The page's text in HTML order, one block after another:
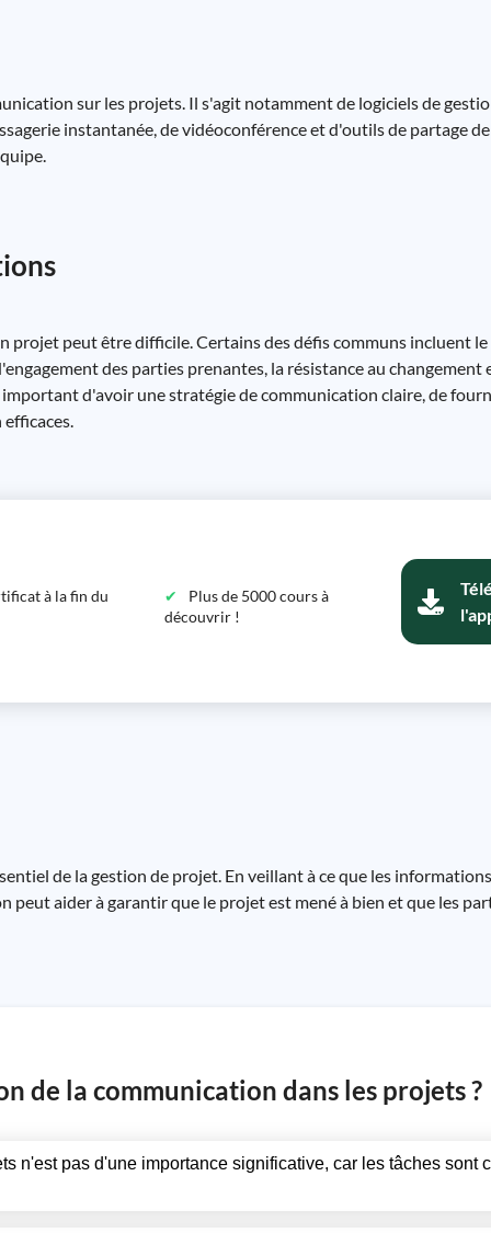
sur les projets. Il s'agit notamment de logiciels de
instantanée, de vidéoconférence et d'outils de partage
peut être difficile. Certains des défis communs incluent
des parties prenantes, la résistance au changement
d'avoir une stratégie de communication claire, de
à la fin du
Plus de 5000 cours à
découvrir !
de la gestion de projet. En veillant à ce que les
peut aider à garantir que le projet est mené à bien et que les
de la communication dans les projets ?
n'est pas d'une importance significative, car les tâches sont